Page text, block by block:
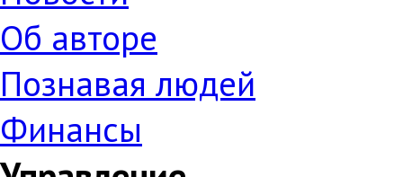
Об авторе
Познавая людей
Финансы